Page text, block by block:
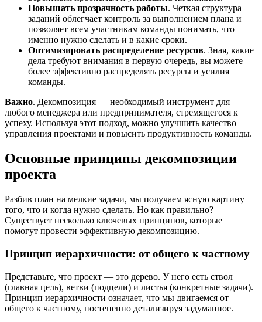
Повышать прозрачность работы. Четкая структура
заданий облегчает контроль за выполнением плана и
позволяет всем участникам команды понимать, что
именно нужно сделать и в какие сроки.
Оптимизировать распределение ресурсов. Зная, какие
дела требуют внимания в первую очередь, вы можете
более эффективно распределять ресурсы и усилия
команды.
Важно. Декомпозиция — необходимый инструмент для
любого менеджера или предпринимателя, стремящегося к
успеху. Используя этот подход, можно улучшить качество
управления проектами и повысить продуктивность команды.
Основные принципы декомпозиции
проекта
Разбив план на мелкие задачи, мы получаем ясную картину
того, что и когда нужно сделать. Но как правильно?
Существует несколько ключевых принципов, которые
помогут провести эффективную декомпозицию.
Принцип иерархичности: от общего к частному
Представьте, что проект — это дерево. У него есть ствол
(главная цель), ветви (подцели) и листья (конкретные задачи).
Принцип иерархичности означает, что мы двигаемся от
общего к частному, постепенно детализируя задуманное.